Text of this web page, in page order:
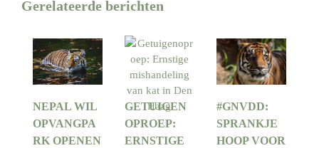
Gerelateerde berichten
NEPAL WIL
OPVANGPA
RK OPENEN
GETUIGEN
OPROEP:
ERNSTIGE
#GNVDD:
SPRANKJE
HOOP VOOR